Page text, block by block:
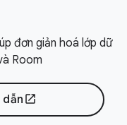
đơn giản hoá lớp dữ
Room
open_in_new